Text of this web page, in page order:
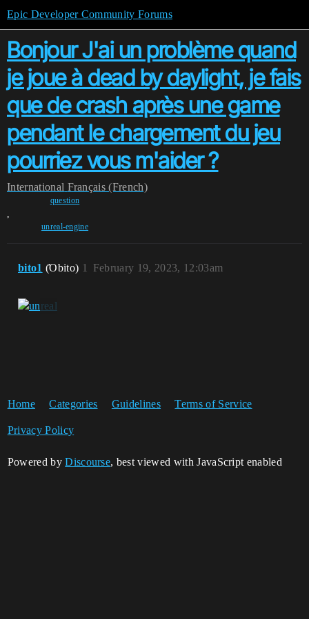
Epic Developer Community Forums
Bonjour J'ai un problème quand
je joue à dead by daylight, je fais
que de crash après une game
pendant le chargement du jeu
pourriez vous m'aider ?
International Français (French)
question
,
unreal-engine
bito1 (Όbito) February 19, 2023, 12:03am
1
Home Categories Guidelines Terms of Service
Privacy Policy
Powered byDiscourse, best viewed with JavaScript enabled